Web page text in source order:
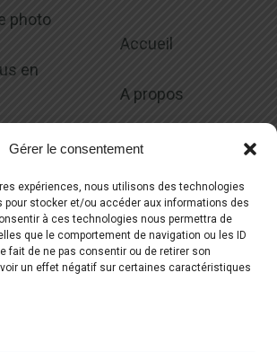
Gérer le consentement
expériences, nous utilisons des technologies
pour stocker et/ou accéder aux informations des
à ces technologies nous permettra de
que le comportement de navigation ou les ID
fait de ne pas consentir ou de retirer son
un effet négatif sur certaines caractéristiques
Accueil
A propos
Collections
Essayage
Contactez-nous
photo
en